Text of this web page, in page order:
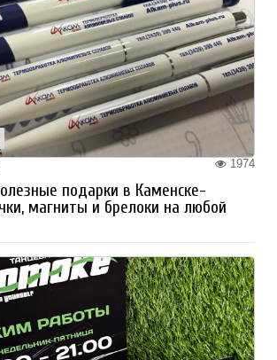
1974
подарки в Каменске-
магниты и брелоки на любой